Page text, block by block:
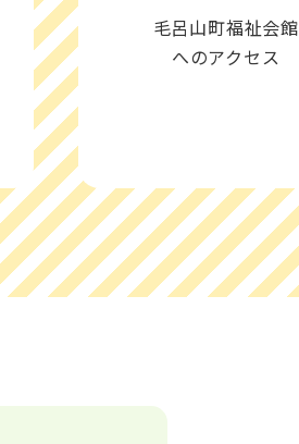
毛呂山町福祉会館
へのアクセス